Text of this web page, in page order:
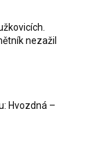
nezažil
Hvozdná –